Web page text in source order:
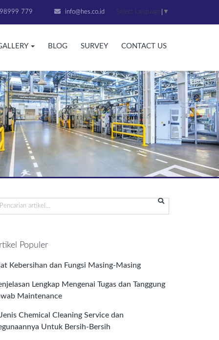
779 info@hes.co.id Select Language ▼
BLOG SURVEY CONTACT US
Populer
Kebersihan dan Fungsi Masing-Masing
Lengkap Mengenai Tugas dan Tanggung
Maintenance
Chemical Cleaning Service dan
Untuk Bersih-Bersih